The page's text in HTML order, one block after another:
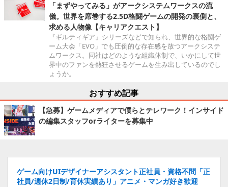
「まずやってみる」がアークシステムワークスの流
儀。世界を席巻する2.5D格闘ゲームの開発の裏側と、
求める人物像【キャリアクエスト】
『ギルティギア』シリーズなどで知られ、世界的な格闘ゲ
ーム大会「EVO」でも圧倒的な存在感を放つアークシステ
ムワークス。同社はどのような組織体制で、いかにして世
界中のファンを熱狂させるゲームを生み出しているのでし
ょうか。
おすすめ記事
【急募】ゲームメディアで僕らとテレワーク！インサイド
の編集スタッフorライターを募集中
ゲーム向けUIデザイナーアシスタント正社員・資格不問「正
社員/週休2日制/育休実績あり」アニメ・マンガ好き歓迎